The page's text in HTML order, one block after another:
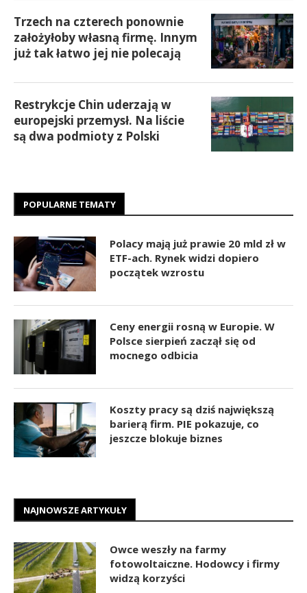
Trzech na czterech ponownie
założyłoby własną firmę. Innym
już tak łatwo jej nie polecają
Restrykcje Chin uderzają w
europejski przemysł. Na liście
są dwa podmioty z Polski
POPULARNE TEMATY
Polacy mają już prawie 20 mld zł w
ETF-ach. Rynek widzi dopiero
początek wzrostu
Ceny energii rosną w Europie. W
Polsce sierpień zaczął się od
mocnego odbicia
Koszty pracy są dziś największą
barierą firm. PIE pokazuje, co
jeszcze blokuje biznes
NAJNOWSZE ARTYKUŁY
Owce weszły na farmy
fotowoltaiczne. Hodowcy i firmy
widzą korzyści